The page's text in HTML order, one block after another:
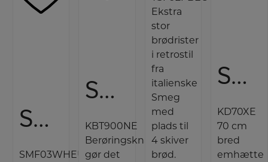
Smeg Køkkenmaskine
SMF03WHEU
Smeg Væghængt emhætte
KBT900NE
Berøringsknapperne
gør det
Ekstra
stor
brødrister
i retrostil
fra
italienske
Smeg
med
plads til
4 skiver
brød.
Smeg Væghængt emhætte
KD70XE
70 cm
bred
emhætte